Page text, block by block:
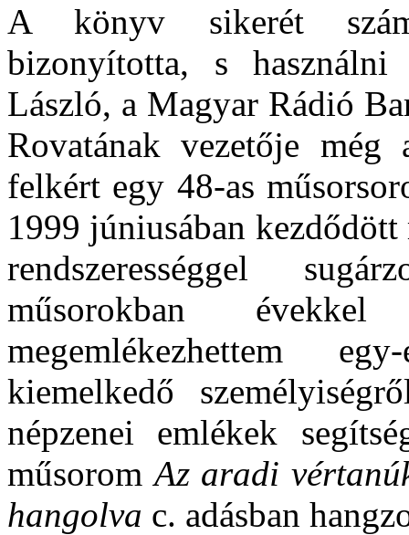
A könyv sikerét
bizonyította, s
László, a Magyar Rádió
Rovatának vezetője még
felkért egy 48-as
1999 júniusában
rendszerességgel
műsorokban
megemlékezhettem
kiemelkedő
népzenei emlékek
műsorom Az aradi
hangolva c. adásban